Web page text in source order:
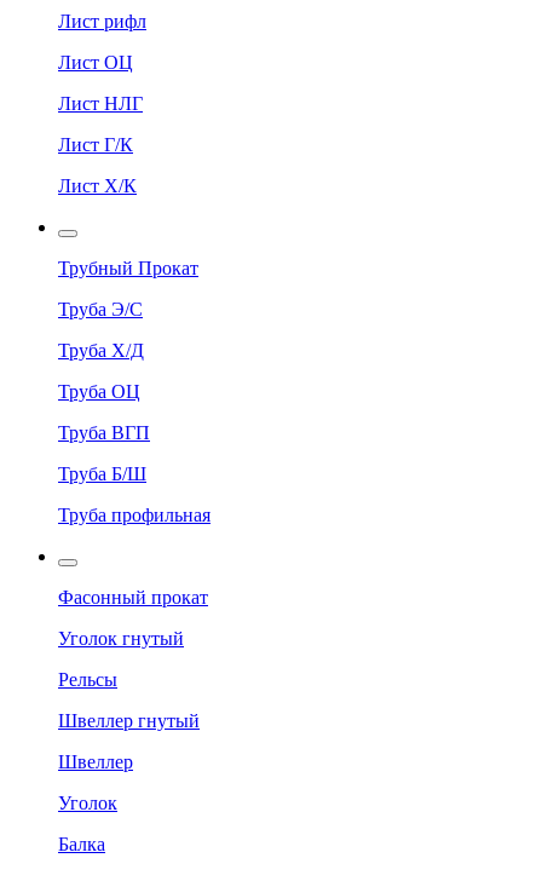
Лист рифл
Лист ОЦ
Лист НЛГ
Лист Г/К
Лист Х/К
Трубный Прокат
Труба Э/С
Труба Х/Д
Труба ОЦ
Труба ВГП
Труба Б/Ш
Труба профильная
Фасонный прокат
Уголок гнутый
Рельсы
Швеллер гнутый
Швеллер
Уголок
Балка